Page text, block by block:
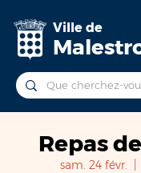
Ville de
Repas
sam. 24 févr.